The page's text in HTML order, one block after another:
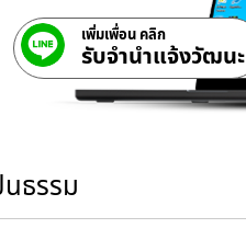
เพิ่มเพื่อน คลิก
รับจํานําแจ้งวัฒนะ
นธรรม